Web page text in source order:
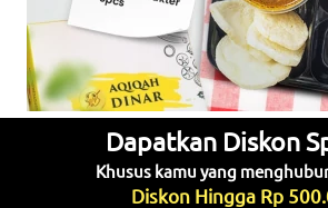
Dapatkan Diskon
Khusus kamu yang
Diskon Hingga Rp